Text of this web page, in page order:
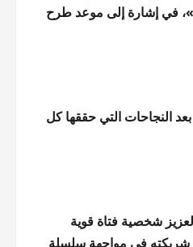
بأحمد السقا في عمل سينمائي يمزج بين الأكشن والكوميديا. واكتفت بالتعليق على الصورة بكتابة: «22/7»، في إشارة إلى موعد طرح
النجاحات التي حققها كل
شخصية فتاة قوية
شريكته في مواجهة سلسلة